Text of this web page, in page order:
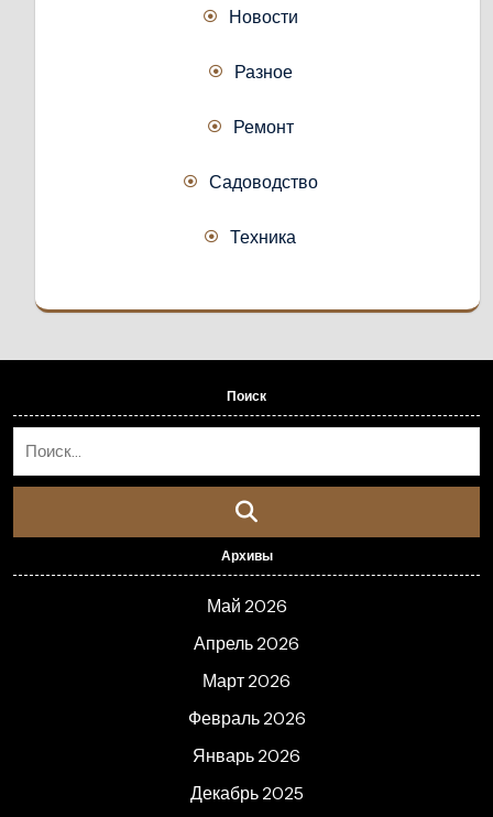
Новости
Разное
Ремонт
Садоводство
Техника
Поиск
Архивы
Май 2026
Апрель 2026
Март 2026
Февраль 2026
Январь 2026
Декабрь 2025